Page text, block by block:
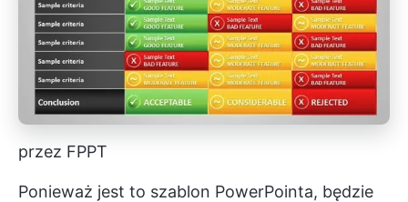
przez FPPT
Ponieważ jest to szablon PowerPointa, będzie